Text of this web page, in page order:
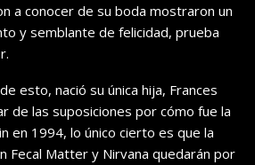
a conocer de su boda mostraron un
y semblante de felicidad, prueba
esto, nació su única hija, Frances
de las suposiciones por cómo fue la
en 1994, lo único cierto es que la
Fecal Matter y Nirvana quedarán por